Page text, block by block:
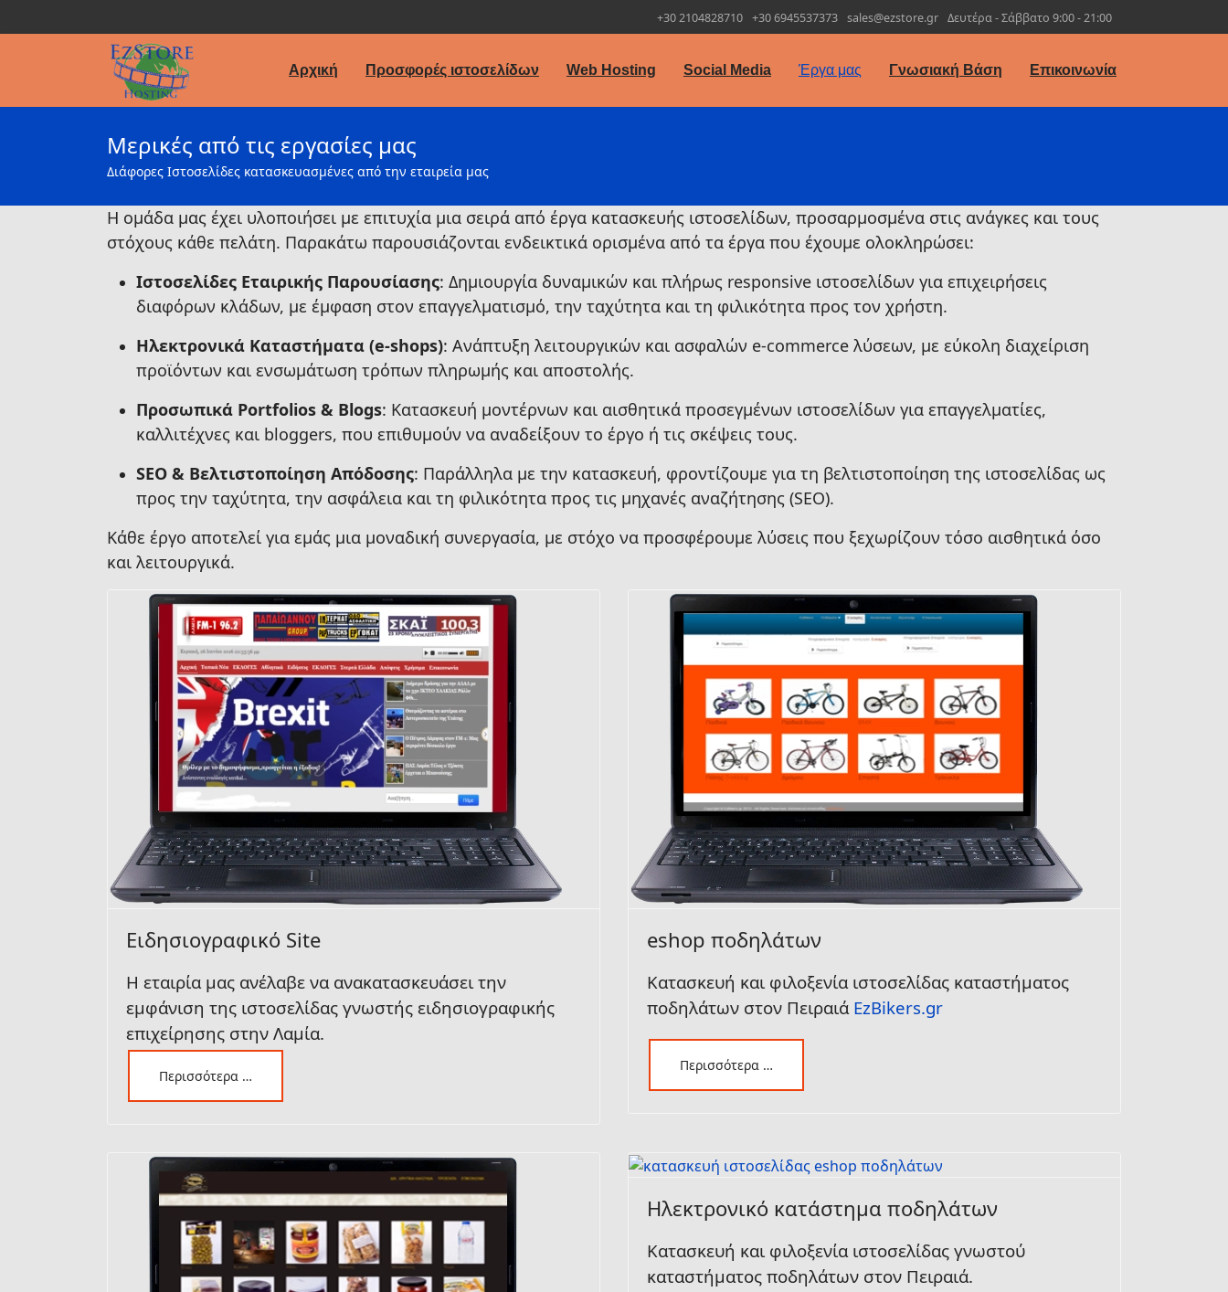
+30 2104828710 +30 6945537373 sales@ezstore.gr Δευτέρα - Σάββατο 9:00 - 21:00
Αρχική Προσφορές ιστοσελίδων Web Hosting Social Media Έργα μας Γνωσιακή Βάση Επικοινωνία
Μερικές από τις εργασίες μας
Διάφορες Ιστοσελίδες κατασκευασμένες από την εταιρεία μας
Η ομάδα μας έχει υλοποιήσει με επιτυχία μια σειρά από έργα κατασκευής ιστοσελίδων, προσαρμοσμένα στις ανάγκες και τους
στόχους κάθε πελάτη. Παρακάτω παρουσιάζονται ενδεικτικά ορισμένα από τα έργα που έχουμε ολοκληρώσει:
Ιστοσελίδες Εταιρικής Παρουσίασης: Δημιουργία δυναμικών και πλήρως responsive ιστοσελίδων για επιχειρήσεις
διαφόρων κλάδων, με έμφαση στον επαγγελματισμό, την ταχύτητα και τη φιλικότητα προς τον χρήστη.
Ηλεκτρονικά Καταστήματα (e-shops): Ανάπτυξη λειτουργικών και ασφαλών e-commerce λύσεων, με εύκολη διαχείριση
προϊόντων και ενσωμάτωση τρόπων πληρωμής και αποστολής.
Προσωπικά Portfolios & Blogs: Κατασκευή μοντέρνων και αισθητικά προσεγμένων ιστοσελίδων για επαγγελματίες,
καλλιτέχνες και bloggers, που επιθυμούν να αναδείξουν το έργο ή τις σκέψεις τους.
SEO & Βελτιστοποίηση Απόδοσης: Παράλληλα με την κατασκευή, φροντίζουμε για τη βελτιστοποίηση της ιστοσελίδας ως
προς την ταχύτητα, την ασφάλεια και τη φιλικότητα προς τις μηχανές αναζήτησης (SEO).
Κάθε έργο αποτελεί για εμάς μια μοναδική συνεργασία, με στόχο να προσφέρουμε λύσεις που ξεχωρίζουν τόσο αισθητικά όσο
και λειτουργικά.
Ειδησιογραφικό Site
Η εταιρία μας ανέλαβε να ανακατασκευάσει την
εμφάνιση της ιστοσελίδας γνωστής ειδησιογραφικής
επιχείρησης στην Λαμία.
Περισσότερα …
eshop ποδηλάτων
Κατασκευή και φιλοξενία ιστοσελίδας καταστήματος
ποδηλάτων στον Πειραιά EzBikers.gr
Περισσότερα …
Ηλεκτρονικό κατάστημα ποδηλάτων
Κατασκευή και φιλοξενία ιστοσελίδας γνωστού
καταστήματος ποδηλάτων στον Πειραιά.